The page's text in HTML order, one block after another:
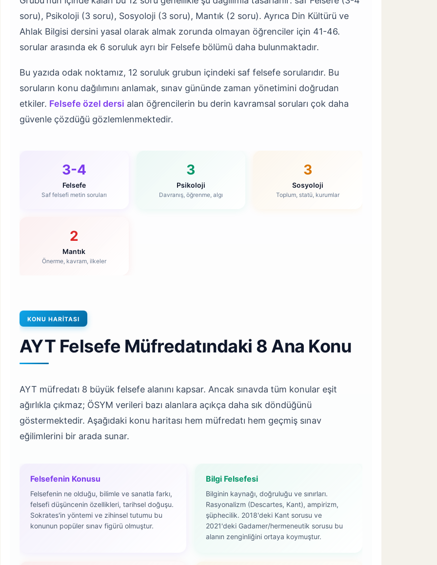
soru), Psikoloji (3 soru), Sosyoloji (3 soru), Mantık (2 soru). Ayrıca Din Kültürü ve
Ahlak Bilgisi dersini yasal olarak almak zorunda olmayan öğrenciler için 41-46.
sorular arasında ek 6 soruluk ayrı bir Felsefe bölümü daha bulunmaktadır.
Bu yazıda odak noktamız, 12 soruluk grubun içindeki saf felsefe sorularıdır. Bu
soruların konu dağılımını anlamak, sınav gününde zaman yönetimini doğrudan
etkiler. Felsefe özel dersi alan öğrencilerin bu derin kavramsal soruları çok daha
güvenle çözdüğü gözlemlenmektedir.
3-4
Felsefe
Saf felsefi metin soruları
3
Psikoloji
Davranış, öğrenme, algı
3
Sosyoloji
Toplum, statü, kurumlar
2
Mantık
Önerme, kavram, ilkeler
KONU HARITASI
AYT Felsefe Müfredatındaki 8 Ana Konu
AYT müfredatı 8 büyük felsefe alanını kapsar. Ancak sınavda tüm konular eşit
ağırlıkla çıkmaz; ÖSYM verileri bazı alanlara açıkça daha sık döndüğünü
göstermektedir. Aşağıdaki konu haritası hem müfredatı hem geçmiş sınav
eğilimlerini bir arada sunar.
Felsefenin Konusu
Felsefenin ne olduğu, bilimle ve sanatla farkı,
felsefi düşüncenin özellikleri, tarihsel doğuşu.
Sokrates'in yöntemi ve zihinsel tutumu bu
konunun popüler sınav figürü olmuştur.
Bilgi Felsefesi
Bilginin kaynağı, doğruluğu ve sınırları.
Rasyonalizm (Descartes, Kant), ampirizm,
şüphecilik. 2018'deki Kant sorusu ve
2021'deki Gadamer/hermeneutik sorusu bu
alanın zenginliğini ortaya koymuştur.